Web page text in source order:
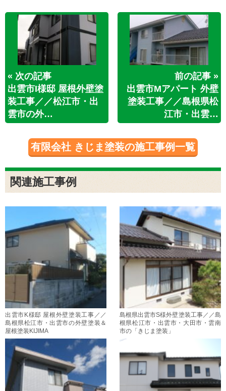
« 次の記事
出雲市I様邸 屋根外壁塗
装工事／／松江市・出
雲市の外…
前の記事 »
出雲市Mアパート 外壁
塗装工事／／島根県松
江市・出雲…
有限会社 きじま塗装の施工事例一覧
関連施工事例
出雲市K様邸 屋根外壁塗装工事／／
島根県松江市・出雲市の外壁塗装＆
屋根塗装KIJIMA
島根県出雲市S様外壁塗装工事／／島
根県松江市・出雲市・大田市・雲南
市の「きじま塗装」